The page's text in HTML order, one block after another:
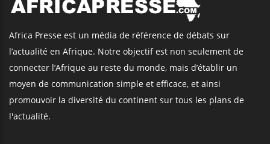
Africa Presse est un média de référence de débats sur
l’actualité en Afrique. Notre objectif est non seulement de
connecter l’Afrique au reste du monde, mais d’établir un
moyen de communication simple et efficace, et ainsi
promouvoir la diversité du continent sur tous les plans de
l'actualité.